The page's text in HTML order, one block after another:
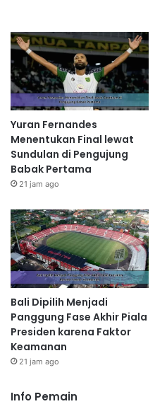
Yuran Fernandes
Menentukan Final lewat
Sundulan di Pengujung
Babak Pertama
21 jam ago
Bali Dipilih Menjadi
Panggung Fase Akhir Piala
Presiden karena Faktor
Keamanan
21 jam ago
Info Pemain